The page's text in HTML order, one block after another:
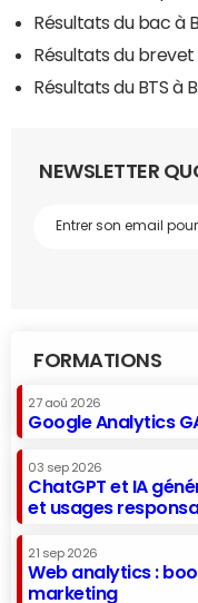
Résultats du bac à
Résultats du
Résultats du BTS à
NEWSLETTER
FORMATIONS
27 aoû 2026
Google Analytics
03 sep 2026
ChatGPT et IA
et usages
21 sep 2026
Web analytics :
marketing